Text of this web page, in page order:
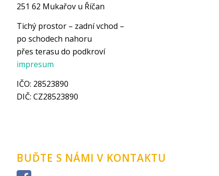
251 62 Mukařov u Říčan
Tichý prostor – zadní vchod –
po schodech nahoru
přes terasu do podkroví
impresum
IČO: 28523890
DIČ: CZ28523890
BUĎTE S NÁMI V KONTAKTU